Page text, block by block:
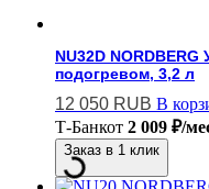
NU32D
подогревом, 3,2 л
12 050 RUB В
Т-Банкот 2 009 ₽/
Заказ в 1 клик